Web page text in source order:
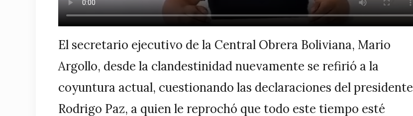
El secretario ejecutivo de la Central Obrera Boliviana, Mario
Argollo, desde la clandestinidad nuevamente se refirió a la
coyuntura actual, cuestionando las declaraciones del presidente
Rodrigo Paz, a quien le reprochó que todo este tiempo esté